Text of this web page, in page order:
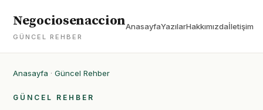
Negociosenaccion
GÜNCEL REHBER
AnasayfaYazılarHakkımızdaİletişim
Anasayfa · Güncel Rehber
GÜNCEL REHBER